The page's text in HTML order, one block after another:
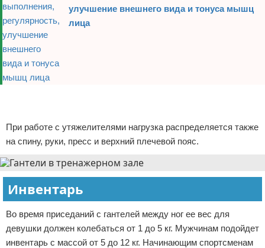
улучшение внешнего вида и тонуса мышц
лица
При работе с утяжелителями нагрузка распределяется также
на спину, руки, пресс и верхний плечевой пояс.
Инвентарь
Во время приседаний с гантелей между ног ее вес для
девушки должен колебаться от 1 до 5 кг. Мужчинам подойдет
инвентарь с массой от 5 до 12 кг. Начинающим спортсменам